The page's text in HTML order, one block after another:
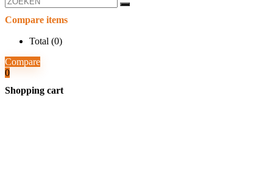
Compare items
Total (0)
Compare
0
Shopping cart